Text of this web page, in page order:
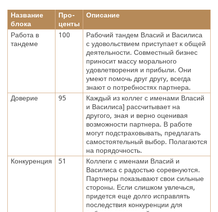
Название
блока
Про-
центы
Описание
Работа в
тандеме
100
Рабочий тандем Власий и Василиса
с удовольствием приступает к общей
деятельности. Совместный бизнес
приносит массу морального
удовлетворения и прибыли. Они
умеют помочь друг другу, всегда
знают о потребностях партнера.
Доверие
95
Каждый из коллег с именами Власий
и Василиса] рассчитывает на
другого, зная и верно оценивая
возможности партнера. В работе
могут подстраховывать, предлагать
самостоятельный выбор. Полагаются
на порядочность.
Конкуренция
51
Коллеги с именами Власий и
Василиса с радостью соревнуются.
Партнеры показывают свои сильные
стороны. Если слишком увлечься,
придется еще долго исправлять
последствия конкуренции для